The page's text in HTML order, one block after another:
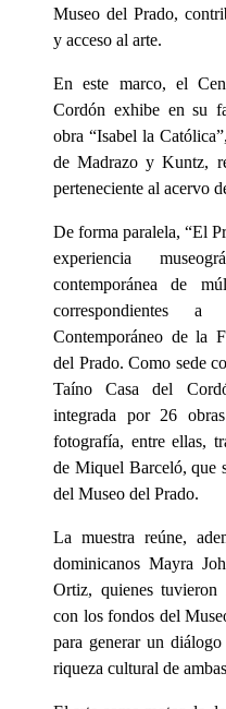
Museo del Prado,
y acceso al arte.
En este marco, el
Cordón exhibe en su
obra “Isabel la
de Madrazo y Kuntz,
perteneciente al acervo
De forma paralela, “El
experiencia
contemporánea de
correspondientes
Contemporáneo de la
del Prado. Como sede
Taíno Casa del
integrada por 26
fotografía, entre ellas,
de Miquel Barceló, que
del Museo del Prado.
La muestra reúne,
dominicanos Mayra
Ortiz, quienes tuvieron
con los fondos del
para generar un
riqueza cultural de